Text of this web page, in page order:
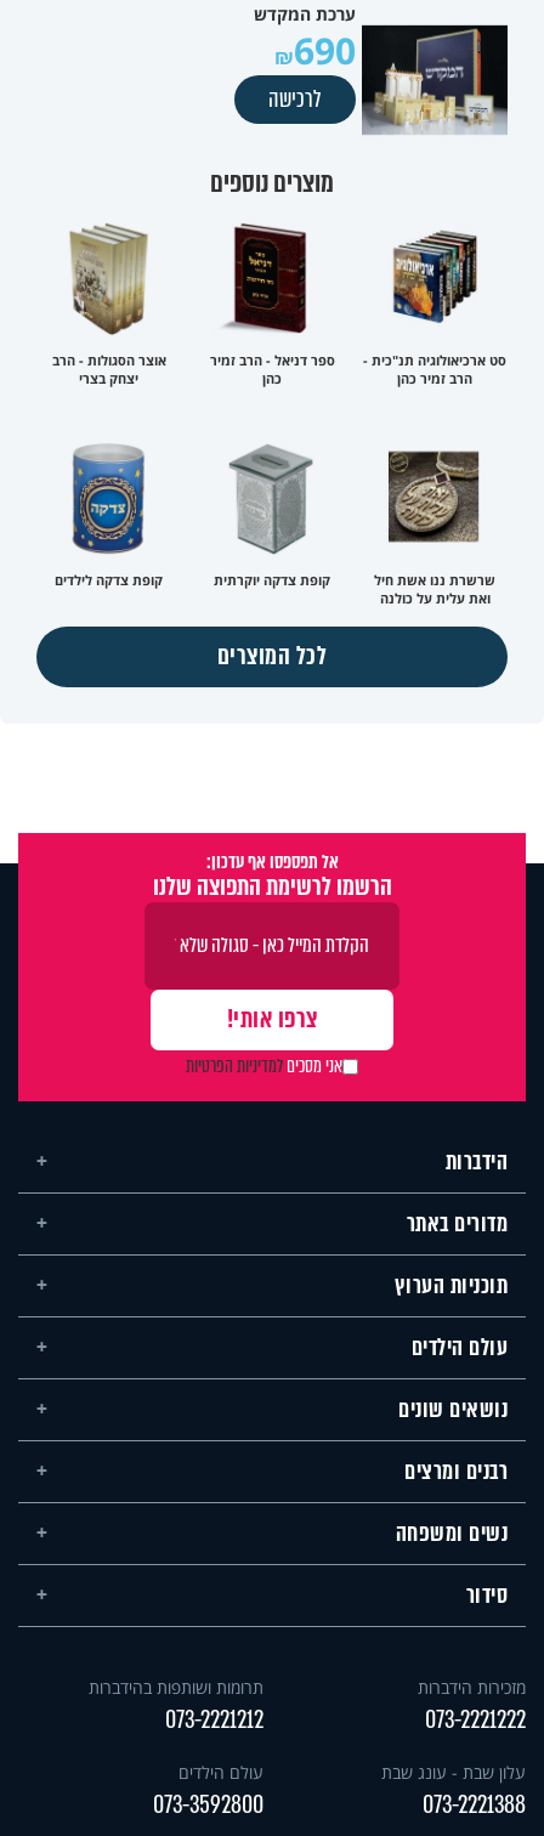
ערכת המקדש
690
לרכישה
מוצרים נוספים
סט ארכיאולוגיה תנ"כית -
הרב זמיר כהן
ספר דניאל - הרב זמיר
כהן
אוצר הסגולות - הרב
יצחק בצרי
שרשרת ננו אשת חיל
ואת עלית על כולנה
קופת צדקה יוקרתית קופת צדקה לילדים
לכל המוצרים
אל תפספסו אף עדכון:
הרשמו לרשימת התפוצה שלנו
אני מסכיםלמדיניות הפרטיות
הידברות
מדורים באתר
תוכניות הערוץ
עולם הילדים
נושאים שונים
רבנים ומרצים
נשים ומשפחה
סידור
מזכירות הידברות
073-2221222
תרומות ושותפות בהידברות
073-2221212
עלון שבת - עונג שבת
073-2221388
עולם הילדים
073-3592800